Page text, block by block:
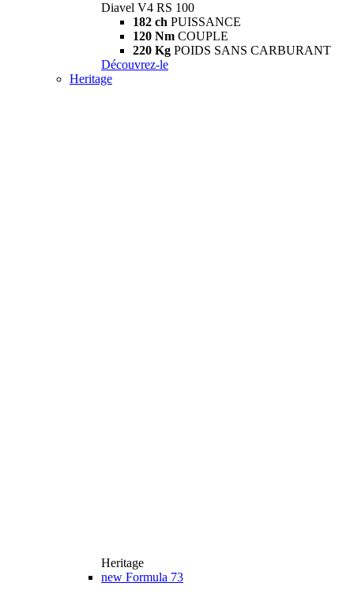
Diavel V4 RS 100
182 ch PUISSANCE
120 Nm COUPLE
220 Kg POIDS SANS CARBURANT
Découvrez-le
Heritage
Heritage
new Formula 73